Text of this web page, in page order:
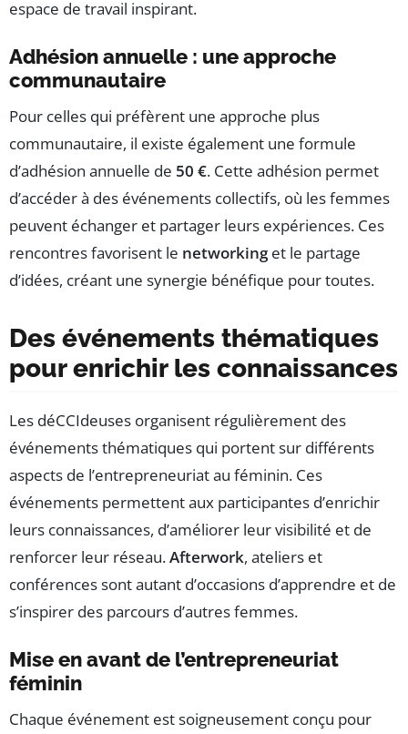
espace de travail inspirant.
Adhésion annuelle : une approche
communautaire
Pour celles qui préfèrent une approche plus
communautaire, il existe également une formule
d’adhésion annuelle de 50 €. Cette adhésion permet
d’accéder à des événements collectifs, où les femmes
peuvent échanger et partager leurs expériences. Ces
rencontres favorisent le networkinget le partage
d’idées, créant une synergie bénéfique pour toutes.
Des événements thématiques
pour enrichir les connaissances
Les déCCIdeuses organisent régulièrement des
événements thématiques qui portent sur différents
aspects de l’entrepreneuriat au féminin. Ces
événements permettent aux participantes d’enrichir
leurs connaissances, d’améliorer leur visibilité et de
renforcer leur réseau.Afterwork, ateliers et
conférences sont autant d’occasions d’apprendre et de
s’inspirer des parcours d’autres femmes.
Mise en avant de l’entrepreneuriat
féminin
Chaque événement est soigneusement conçu pour